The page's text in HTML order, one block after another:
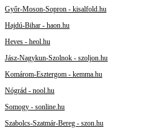
Győr-Moson-Sopron - kisalfold.hu
Hajdú-Bihar - haon.hu
Heves - heol.hu
Jász-Nagykun-Szolnok - szoljon.hu
Komárom-Esztergom - kemma.hu
Nógrád - nool.hu
Somogy - sonline.hu
Szabolcs-Szatmár-Bereg - szon.hu